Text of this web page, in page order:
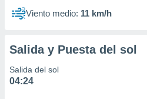
Viento medio: 11 km/h
Salida y Puesta del sol
Salida del sol
04:24